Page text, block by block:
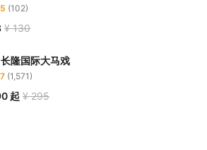
(102)
¥ 130
隆国际大马戏
(1,571)
起 ¥ 295